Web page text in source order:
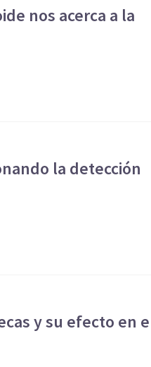
nos acerca a la
la detección
y su efecto en